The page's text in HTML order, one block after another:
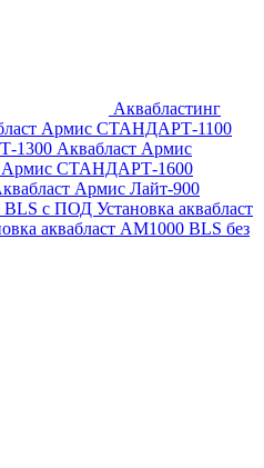
Аквабластинг
Армис СТАНДАРТ-1100
1300 Аквабласт Армис
Армис СТАНДАРТ-1600
Армис Лайт-900
BLS с ПОД Установка аквабласт
аквабласт AM1000 BLS без